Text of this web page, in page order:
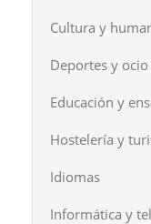
Cultura y
Deportes y ocio
Educación y
Hostelería y
Idiomas
Informática y